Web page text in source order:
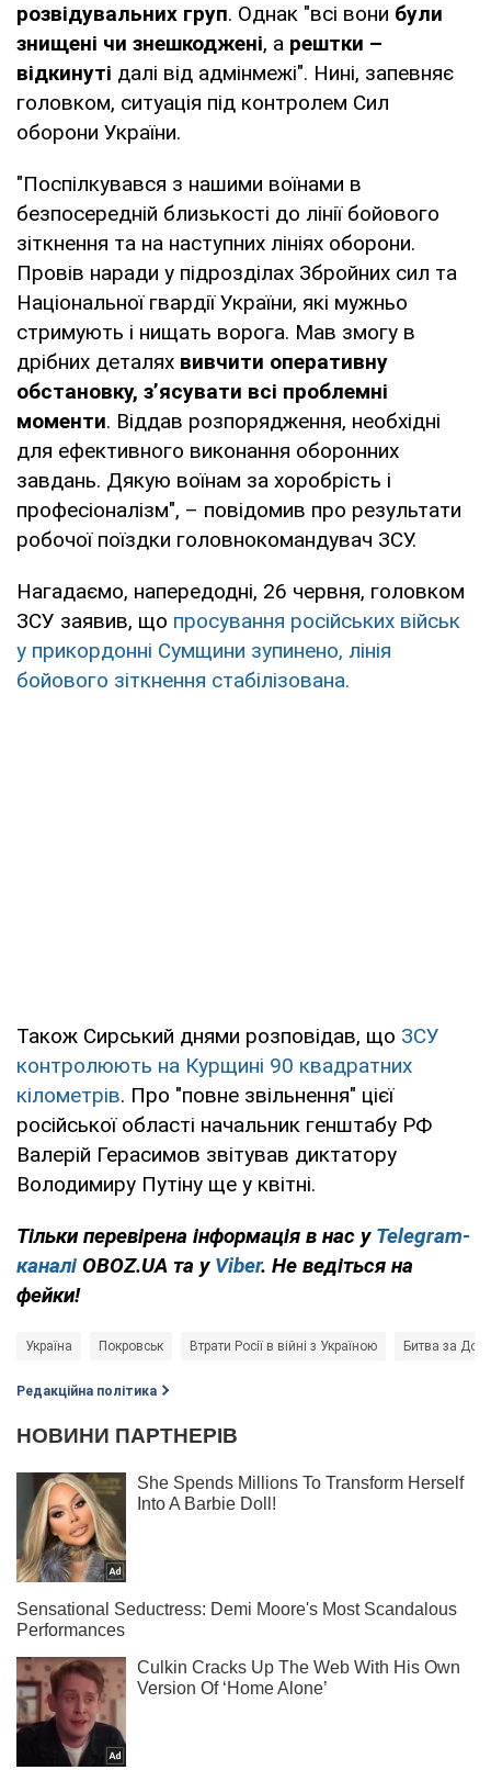
розвідувальних груп. Однак "всі вони були
знищені чи знешкоджені, а рештки –
відкинуті далі від адмінмежі". Нині, запевняє
головком, ситуація під контролем Сил
оборони України.
"Поспілкувався з нашими воїнами в
безпосередній близькості до лінії бойового
зіткнення та на наступних лініях оборони.
Провів наради у підрозділах Збройних сил та
Національної гвардії України, які мужньо
стримують і нищать ворога. Мав змогу в
дрібних деталях вивчити оперативну
обстановку, з’ясувати всі проблемні
моменти. Віддав розпорядження, необхідні
для ефективного виконання оборонних
завдань. Дякую воїнам за хоробрість і
професіоналізм", – повідомив про результати
робочої поїздки головнокомандувач ЗСУ.
Нагадаємо, напередодні, 26 червня, головком
ЗСУ заявив, що просування російських військ
у прикордонні Сумщини зупинено, лінія
бойового зіткнення стабілізована.
Також Сирський днями розповідав, що ЗСУ
контролюють на Курщині 90 квадратних
кілометрів. Про "повне звільнення" цієї
російської області начальник генштабу РФ
Валерій Герасимов звітував диктатору
Володимиру Путіну ще у квітні.
Тільки перевірена інформація в нас у Telegram-
каналі OBOZ.UA та у Viber. Не ведіться на
фейки!
Україна Покровськ Втрати Росії в війні з Україною Битва за
Редакційна політика